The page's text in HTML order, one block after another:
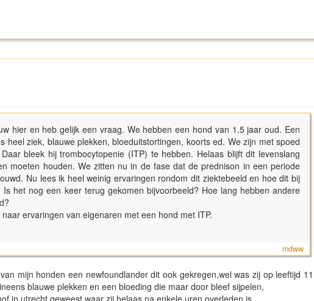
hier en heb gelijk een vraag. We hebben een hond van 1.5 jaar oud. Een
heel ziek, blauwe plekken, bloeduitstortingen, koorts ed. We zijn met spoed
bleek hij trombocytopenie (ITP) te hebben. Helaas blijft dit levenslang
moeten houden. We zitten nu in de fase dat de prednison in een periode
Nu lees ik heel weinig ervaringen rondom dit ziektebeeld en hoe dit bij
het nog een keer terug gekomen bijvoorbeeld? Hoe lang hebben andere
ervaringen van eigenaren met een hond met ITP.
mdww
mijn honden een newfoundlander dit ook gekregen,wel was zij op leeftijd 11
blauwe plekken en een bloeding die maar door bleef sijpelen,
in utrecht geweest waar zij helaas na enkele uren overleden is ,